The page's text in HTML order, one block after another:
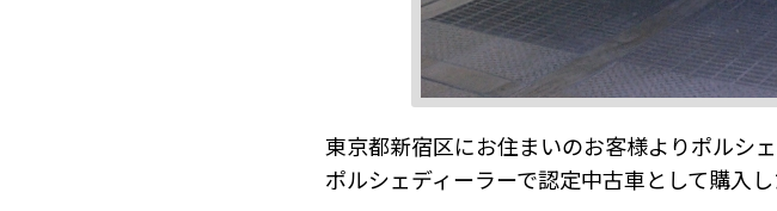
東京都新宿区にお住まいのお客様よりポルシ
ポルシェディーラーで認定中古車として購入